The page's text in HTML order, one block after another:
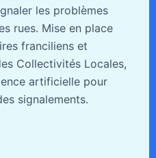
les problèmes
rues. Mise en place
franciliens et
Collectivités Locales,
artificielle pour
signalements.